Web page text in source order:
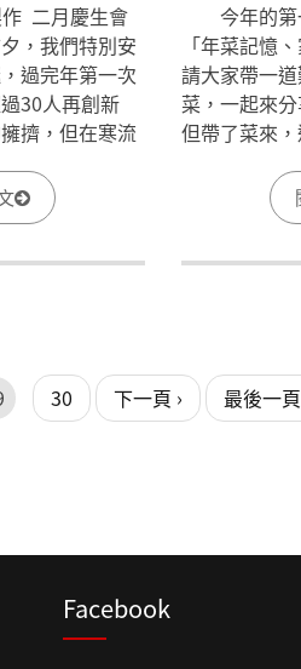
二月慶生會
，我們特別安
過完年第一次
30人再創新
擠，但在寒流
今年的第
「年菜記憶
請大家帶一
菜，一起來
但帶了菜來
的社工總是
30 下一頁 › 最後一
Facebook